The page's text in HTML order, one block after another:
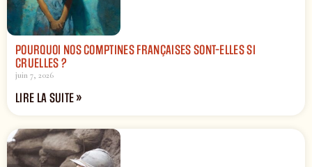
POURQUOI NOS COMPTINES FRANÇAISES SONT-ELLES SI
CRUELLES ?
juin 7, 2026
LIRE LA SUITE »